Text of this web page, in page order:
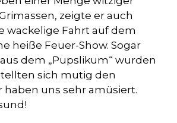
zeigte er auch
wackelige Fahrt auf dem
heiße Feuer-Show. Sogar
dem „Pupslikum“ wurden
sich mutig den
haben uns sehr amüsiert.